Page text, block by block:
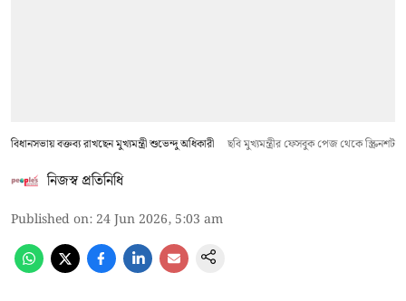
বিধানসভায় বক্তব্য রাখছেন মুখ্যমন্ত্রী শুভেন্দু অধিকারী ছবি মুখ্যমন্ত্রীর ফেসবুক পেজ থেকে স্ক্রিনশট
নিজস্ব প্রতিনিধি
Published on: 24 Jun 2026, 5:03 am